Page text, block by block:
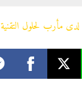
لحلول التقنية 2017-2026م